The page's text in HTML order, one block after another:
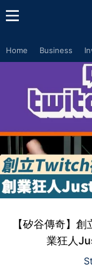
Home Business
【矽谷傳奇】
業狂人